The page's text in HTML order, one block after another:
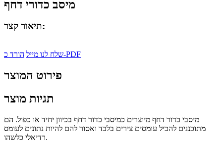
מיסב כדורי דחף
תיאור קצר:
שלח לנו מיילהורד כ-PDF
פירוט המוצר
תגיות מוצר
מיסבי כדור דחף מיוצרים כמיסבי כדור דחף בכיוון יחיד או כפול. הם
מתוכננים להכיל עומסים צירים בלבד ואסור להם להיות נתונים לעומס
רדיאלי כלשהו.